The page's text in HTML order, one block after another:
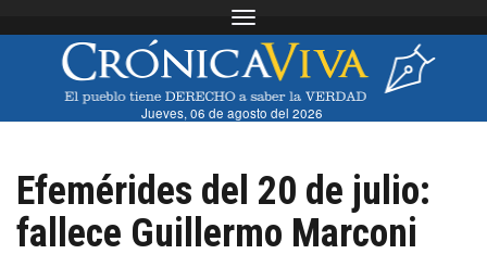
Toggle navigation
Jueves, 06 de agosto del 2026
Efemérides del 20 de julio:
fallece Guillermo Marconi